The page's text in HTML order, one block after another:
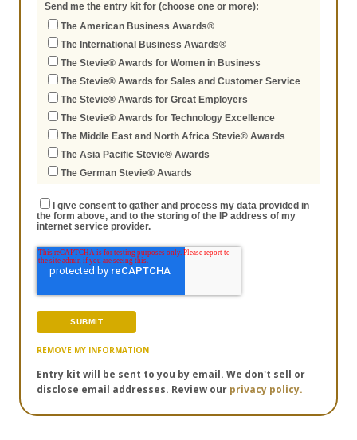
Send me the entry kit for (choose one or more):
The American Business Awards®
The International Business Awards®
The Stevie® Awards for Women in Business
The Stevie® Awards for Sales and Customer Service
The Stevie® Awards for Great Employers
The Stevie® Awards for Technology Excellence
The Middle East and North Africa Stevie® Awards
The Asia Pacific Stevie® Awards
The German Stevie® Awards
I give consent to gather and process my data provided in
the form above, and to the storing of the IP address of my
internet service provider.
REMOVE MY INFORMATION
Entry kit will be sent to you by email. We don't sell or
disclose email addresses. Review our privacy policy.